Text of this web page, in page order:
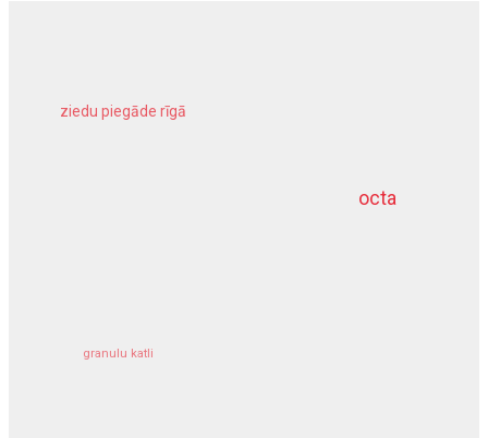
octa
ziedu piegāde rīgā
granulu katli
dziļurbums